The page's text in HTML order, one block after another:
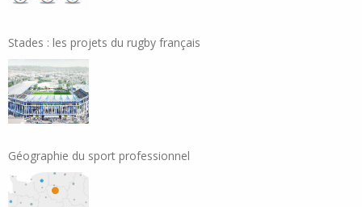
Stades : les projets du rugby français
Géographie du sport professionnel